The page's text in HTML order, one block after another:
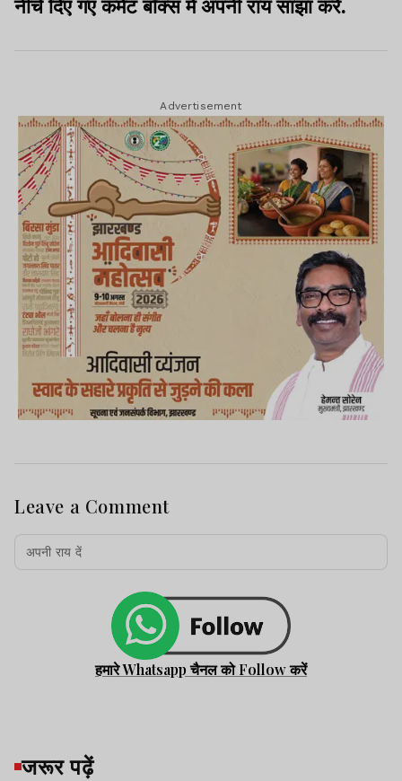
नीचे दिए गए कमेंट बॉक्स में अपनी राय साझा करें.
Advertisement
Leave a Comment
हमारे Whatsapp चैनल को Follow करें
जरूर पढ़ें